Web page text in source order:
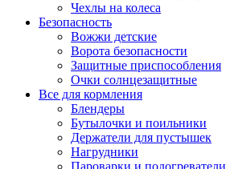
Чехлы на колеса
Безопасность
Вожжи детские
Ворота безопасности
Защитные приспособления
Очки солнцезащитные
Все для кормления
Блендеры
Бутылочки и поильники
Держатели для пустышек
Нагрудники
Пароварки и подогреватели